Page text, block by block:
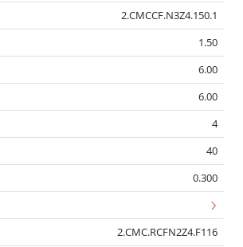
2.CMCCF.N3Z4.150.1
1.50
6.00
6.00
4
40
0.300
2.CMC.RCFN2Z4.F116